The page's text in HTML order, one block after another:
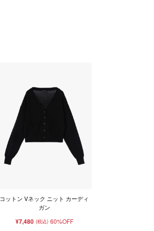
コットン Vネック ニット カーディ
ガン
¥7,480 (税込) 60%OFF